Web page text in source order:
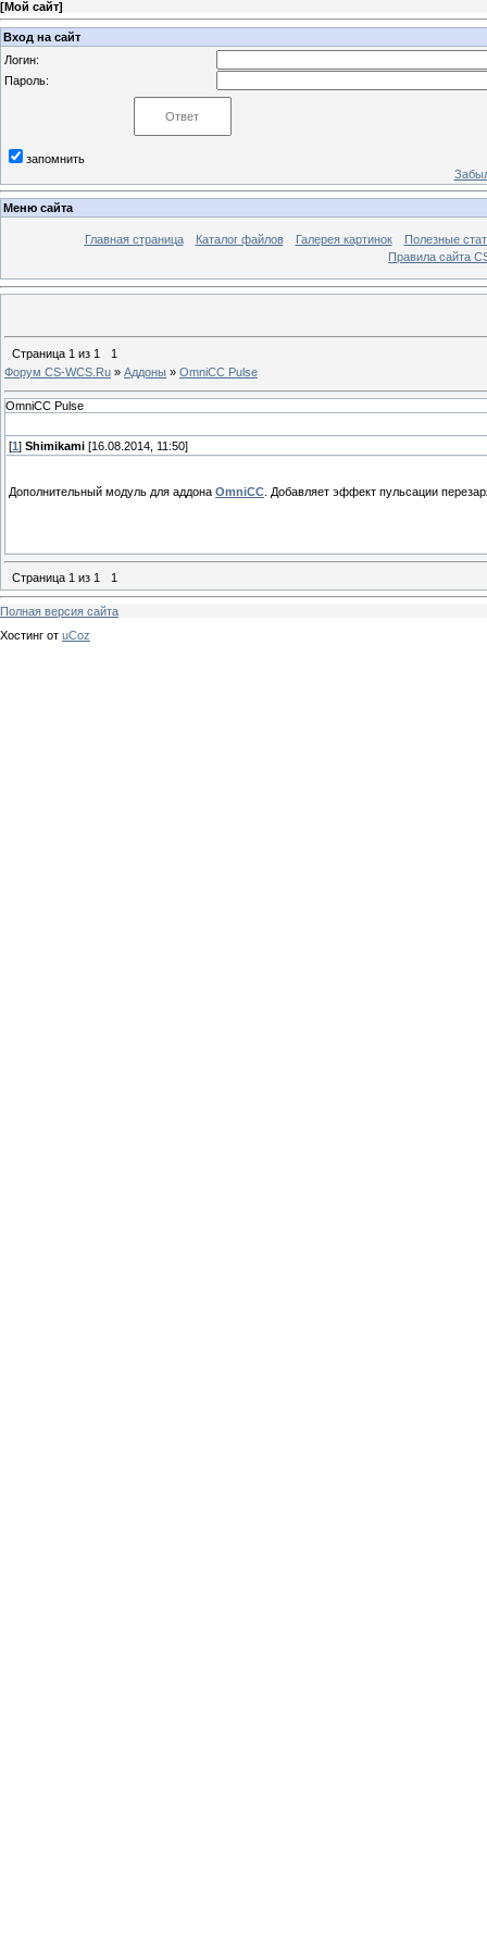
[Мой сайт]
Вход на сайт
Логин:
Пароль:
запомнить
Меню сайта
Главная страница Каталог файлов Галерея картинок
Полезные
Правила сайта
Страница 1 из 1
1
Форум CS-WCS.Ru » Аддоны » OmniCC Pulse
OmniCC Pulse
[1 ] Shimikami [16.08.2014, 11:50]
Дополнительный модуль для аддона OmniCC . Добавляет эффект пульсации
Страница 1 из 1 1
Полная версия сайта
Хостинг от uCoz